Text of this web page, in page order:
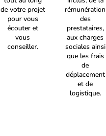
de votre projet
pour vous
écouter et
vous
conseiller.
rémunération
des
prestataires,
aux charges
sociales ainsi
que les frais
de
déplacement
et de
logistique.